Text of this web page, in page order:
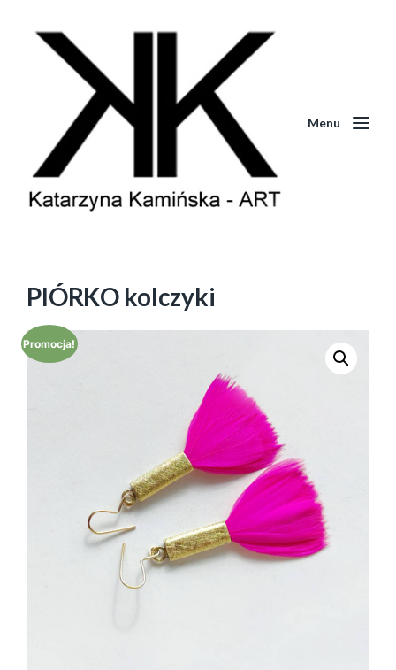
Menu
PIÓRKO kolczyki
Promocja!